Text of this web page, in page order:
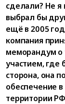
сделали? Не я
выбрал бы
ещё в 2005
компания
меморандум о
участием, где
сторона, она
обеспечение
территории